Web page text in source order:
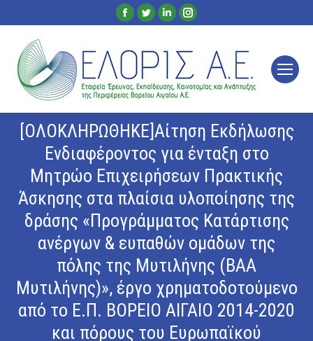
Facebook
opens
new
window
Twitter
opens
in
new
window
Linkedin
opens
new
Instagram
opens
new
[ΟΛΟΚΛΗΡΩΘΗΚΕ]Αίτηση Εκδήλωσης
Ενδιαφέροντος για ένταξη στο
Μητρώο Επιχειρήσεων Πρακτικής
Άσκησης στα πλαίσια υλοποίησης της
δράσης «Προγράμματος Κατάρτισης
ανέργων & ευπαθών ομάδων της
πόλης της Μυτιλήνης (ΒΑΑ
Μυτιλήνης)», έργο χρηματοδοτούμενο
από το Ε.Π. ΒΟΡΕΙΟ ΑΙΓΑΙΟ 2014-2020
και πόρους του Ευρωπαϊκού